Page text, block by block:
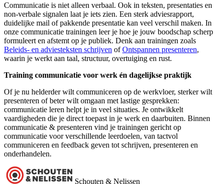
Communicatie is niet alleen verbaal. Ook in teksten, presentaties en
non-verbale signalen laat je iets zien. Een sterk adviesrapport,
duidelijke mail of pakkende presentatie kan veel verschil maken. In
onze communicatie trainingen leer je hoe je jouw boodschap scherp
formuleert en afstemt op je publiek. Denk aan trainingen zoals
Beleids- en adviesteksten schrijven ofOntspannen presenteren,
waarin je werkt aan taal, structuur, overtuiging en rust.
Training communicatie voor werk én dagelijkse praktijk
Of je nu helderder wilt communiceren op de werkvloer, sterker wilt
presenteren of beter wilt omgaan met lastige gesprekken:
communicatie leren helpt je in veel situaties. Je ontwikkelt
vaardigheden die je direct toepast in je werk en daarbuiten. Binnen
communicatie & presenteren vind je trainingen gericht op
communicatie voor verschillende leerdoelen, van tactvol
communiceren en feedback geven tot schrijven, presenteren en
onderhandelen.
Schouten & Nelissen